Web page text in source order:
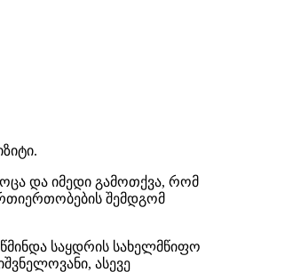
და იმედი გამოთქვა, რომ
შემდგომ
საყდრის სახელმწიფო
ასევე